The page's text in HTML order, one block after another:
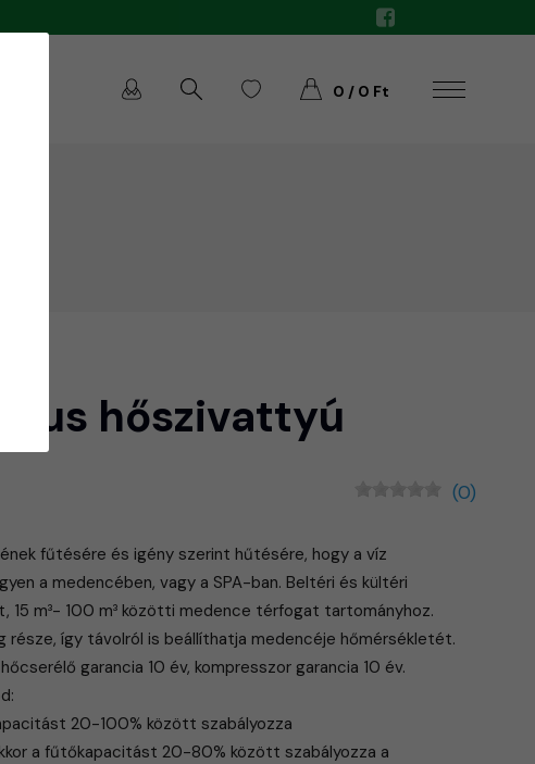
0 / 0 Ft
hőszivattyú
(0)
fűtésére és igény szerint hűtésére, hogy a víz
a medencében, vagy a SPA-ban. Beltéri és kültéri
15 m³- 100 m³ közötti medence térfogat tartományhoz.
része, így távolról is beállíthatja medencéje hőmérsékletét.
garancia 10 év, kompresszor garancia 10 év.
20-100% között szabályozza
a fűtőkapacitást 20-80% között szabályozza a